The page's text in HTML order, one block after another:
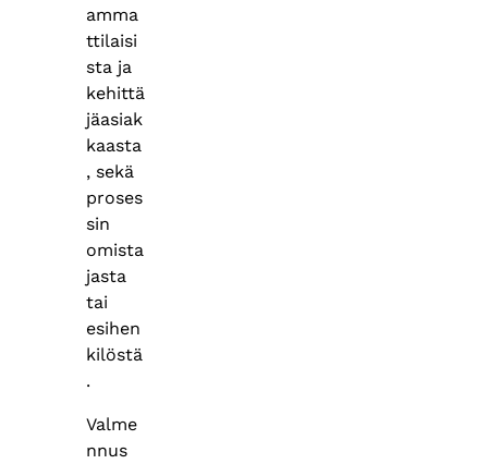
amma
ttilaisi
sta ja
kehittä
jäasiak
kaasta
, sekä
proses
sin
omista
jasta
tai
esihen
kilöstä
.
Valme
nnus